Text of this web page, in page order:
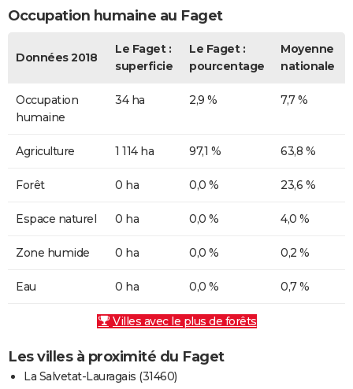
Occupation humaine au Faget
Données 2018
Le Faget :
superficie
Le Faget :
pourcentage
Moyenne
nationale
Occupation
humaine
34 ha 2,9 % 7,7 %
Agriculture 1 114 ha 97,1 % 63,8 %
Forêt 0 ha 0,0 % 23,6 %
Espace naturel 0 ha 0,0 % 4,0 %
Zone humide 0 ha 0,0 % 0,2 %
Eau 0 ha 0,0 % 0,7 %
Villes avec le plus de forêts
Les villes à proximité du Faget
La Salvetat-Lauragais (31460)